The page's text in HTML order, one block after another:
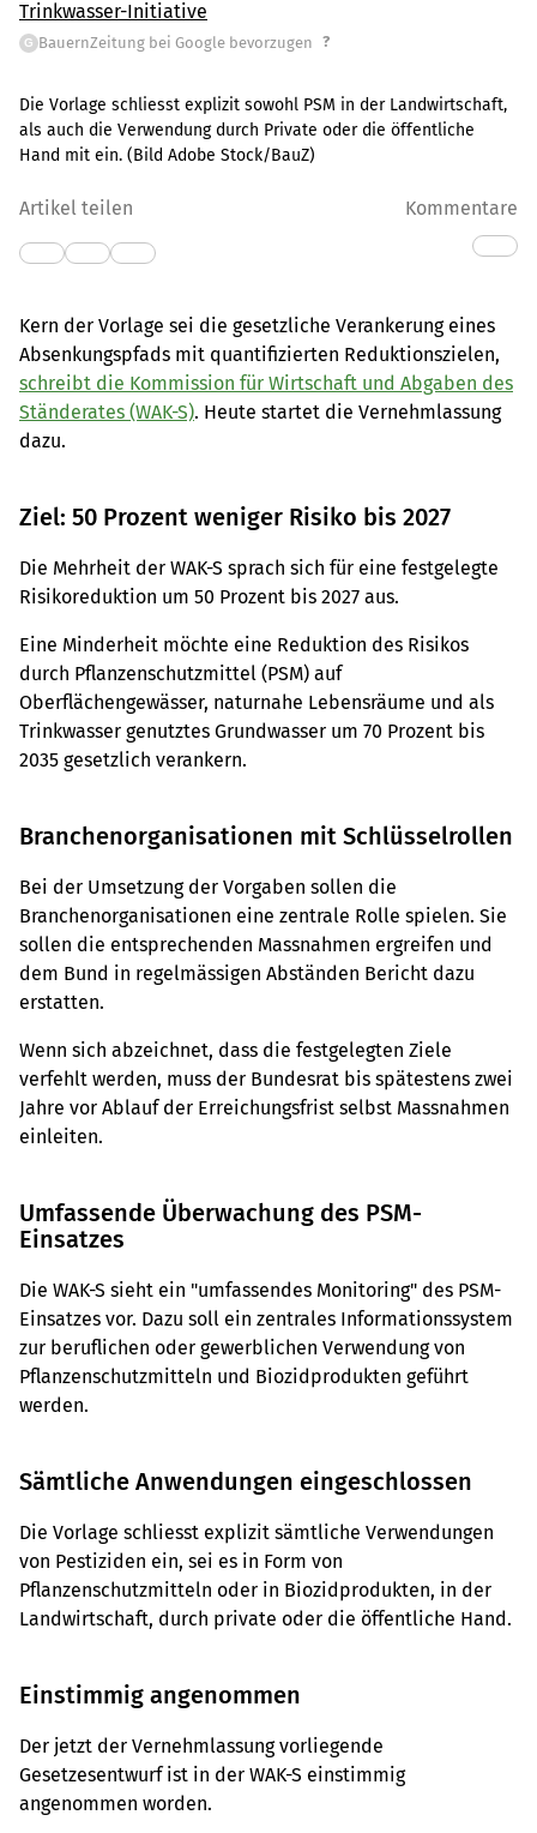
Trinkwasser-Initiative
G BauernZeitung bei Google bevorzugen ?
Die Vorlage schliesst explizit sowohl PSM in der Landwirtschaft,
als auch die Verwendung durch Private oder die öffentliche
Hand mit ein. (Bild Adobe Stock/BauZ)
Artikel teilen Kommentare
Kern der Vorlage sei die gesetzliche Verankerung eines
Absenkungspfads mit quantifizierten Reduktionszielen,
schreibt die Kommission für Wirtschaft und Abgaben des
Ständerates (WAK-S). Heute startet die Vernehmlassung
dazu.
Ziel: 50 Prozent weniger Risiko bis 2027
Die Mehrheit der WAK-S sprach sich für eine festgelegte
Risikoreduktion um 50 Prozent bis 2027 aus.
Eine Minderheit möchte eine Reduktion des Risikos
durch Pflanzenschutzmittel (PSM) auf
Oberflächengewässer, naturnahe Lebensräume und als
Trinkwasser genutztes Grundwasser um 70 Prozent bis
2035 gesetzlich verankern.
Branchenorganisationen mit Schlüsselrollen
Bei der Umsetzung der Vorgaben sollen die
Branchenorganisationen eine zentrale Rolle spielen. Sie
sollen die entsprechenden Massnahmen ergreifen und
dem Bund in regelmässigen Abständen Bericht dazu
erstatten.
Wenn sich abzeichnet, dass die festgelegten Ziele
verfehlt werden, muss der Bundesrat bis spätestens zwei
Jahre vor Ablauf der Erreichungsfrist selbst Massnahmen
einleiten.
Umfassende Überwachung des PSM-
Einsatzes
Die WAK-S sieht ein "umfassendes Monitoring" des PSM-
Einsatzes vor. Dazu soll ein zentrales Informationssystem
zur beruflichen oder gewerblichen Verwendung von
Pflanzenschutzmitteln und Biozidprodukten geführt
werden.
Sämtliche Anwendungen eingeschlossen
Die Vorlage schliesst explizit sämtliche Verwendungen
von Pestiziden ein, sei es in Form von
Pflanzenschutzmitteln oder in Biozidprodukten, in der
Landwirtschaft, durch private oder die öffentliche Hand.
Einstimmig angenommen
Der jetzt der Vernehmlassung vorliegende
Gesetzesentwurf ist in der WAK-S einstimmig
angenommen worden.